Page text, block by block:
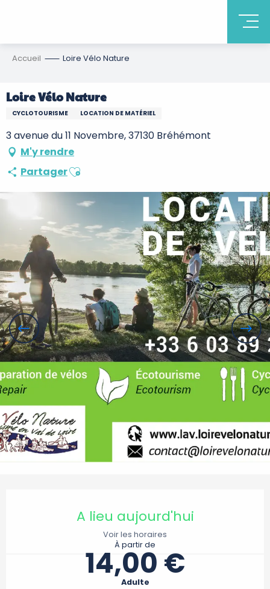
Accueil Loire Vélo Nature
Loire Vélo Nature
CYCLOTOURISME LOCATION DE MATÉRIEL
3 avenue du 11 Novembre, 37130 Bréhémont
M'y rendre
PartagerAjouter aux favoris
A lieu aujourd'hui
Voir les horaires
À partir de
14,00 €
Adulte